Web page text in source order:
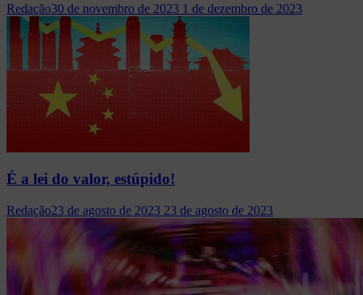
Redação30 de novembro de 2023 1 de dezembro de 2023
É a lei do valor, estúpido!
Redação23 de agosto de 2023 23 de agosto de 2023